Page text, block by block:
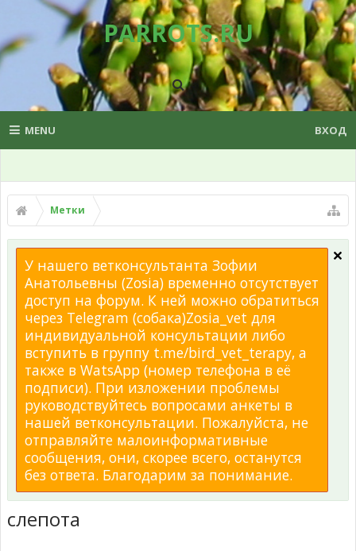
PARROTS.RU
MENU ВХОД
Метки
У нашего ветконсультанта Зофии
Анатольевны (Zosia) временно отсутствует
доступ на форум. К ней можно обратиться
через Telegram (собака)Zosia_vet для
индивидуальной консультации либо
вступить в группу t.me/bird_vet_terapy, а
также в WatsApp (номер телефона в её
подписи). При изложении проблемы
руководствуйтесь вопросами анкеты в
нашей ветконсультации. Пожалуйста, не
отправляйте малоинформативные
сообщения, они, скорее всего, останутся
без ответа. Благодарим за понимание.
слепота